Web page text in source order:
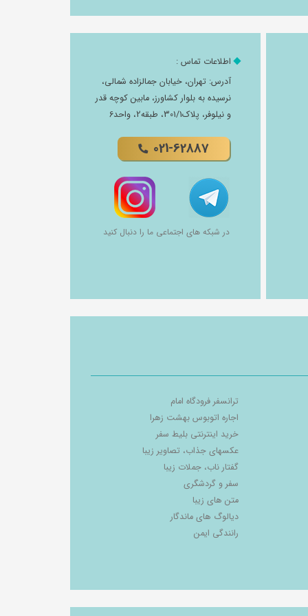
اطلاعات تماس :
آدرس: تهران، خیابان جمالزاده شمالی،
نرسیده به بلوار کشاورز، مابین کوچه قدر
و نیلوفر، پلاک301/1، طبقه2، واحد6
021-62887
در شبکه های اجتماعی ما را دنبال کنید
ترانسفر فرودگاه امام
اجاره اتوبوس بهشت زهرا
خرید اینترنتی بلیط سفر
عکسهای جذاب، تصاویر زیبا
گفتار ناب، جملات زیبا
سفر و گردشگری
متن های زیبا
دیالوگ های ماندگار
رانندگی ایمن